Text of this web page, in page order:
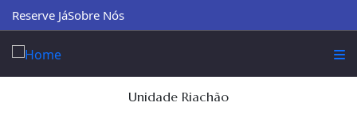
Reserve JáSobre Nós
Unidade Riachão